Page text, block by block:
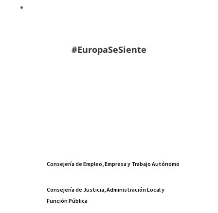
#EuropaSeSiente
Consejería de Empleo, Empresa y Trabajo Autónomo
Consejería de Justicia, Administración Local y
Función Pública